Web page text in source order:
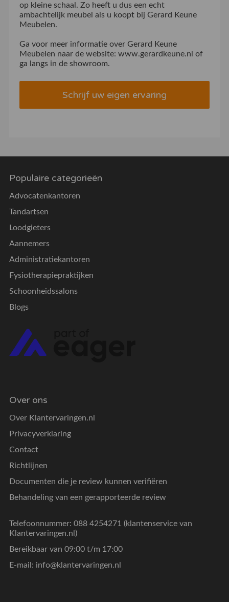
op kleine schaal. Zo heeft u dus een echt
ambachtelijk meubel als u koopt bij Gerard Keune
Meubelen.
Ga voor meer informatie over Gerard Keune
Meubelen naar de website: www.gerardkeune.nl of
ga langs in de showroom.
Schrijf uw eigen ervaring
Populaire categorieën
Advocatenkantoren
Tandartsen
Loodgieters
Aannemers
Administratiekantoren
Fysiotherapiepraktijken
Schoonheidssalons
Blogs
Over ons
Over Klantervaringen.nl
Privacyverklaring
Contact
Richtlijnen
Documenten die je review kunnen verifiëren
Behandeling van een gerapporteerde review
Telefoonnummer: 088 4254271 (klantenservice van
Klantervaringen.nl)
Bereikbaar van 09:00 t/m 17:00
E-mail: info@klantervaringen.nl